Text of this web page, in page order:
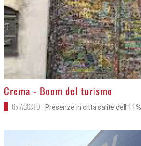
>
Crema - Boom del turismo
05 AGOSTO Presenze in città salite dell'11%